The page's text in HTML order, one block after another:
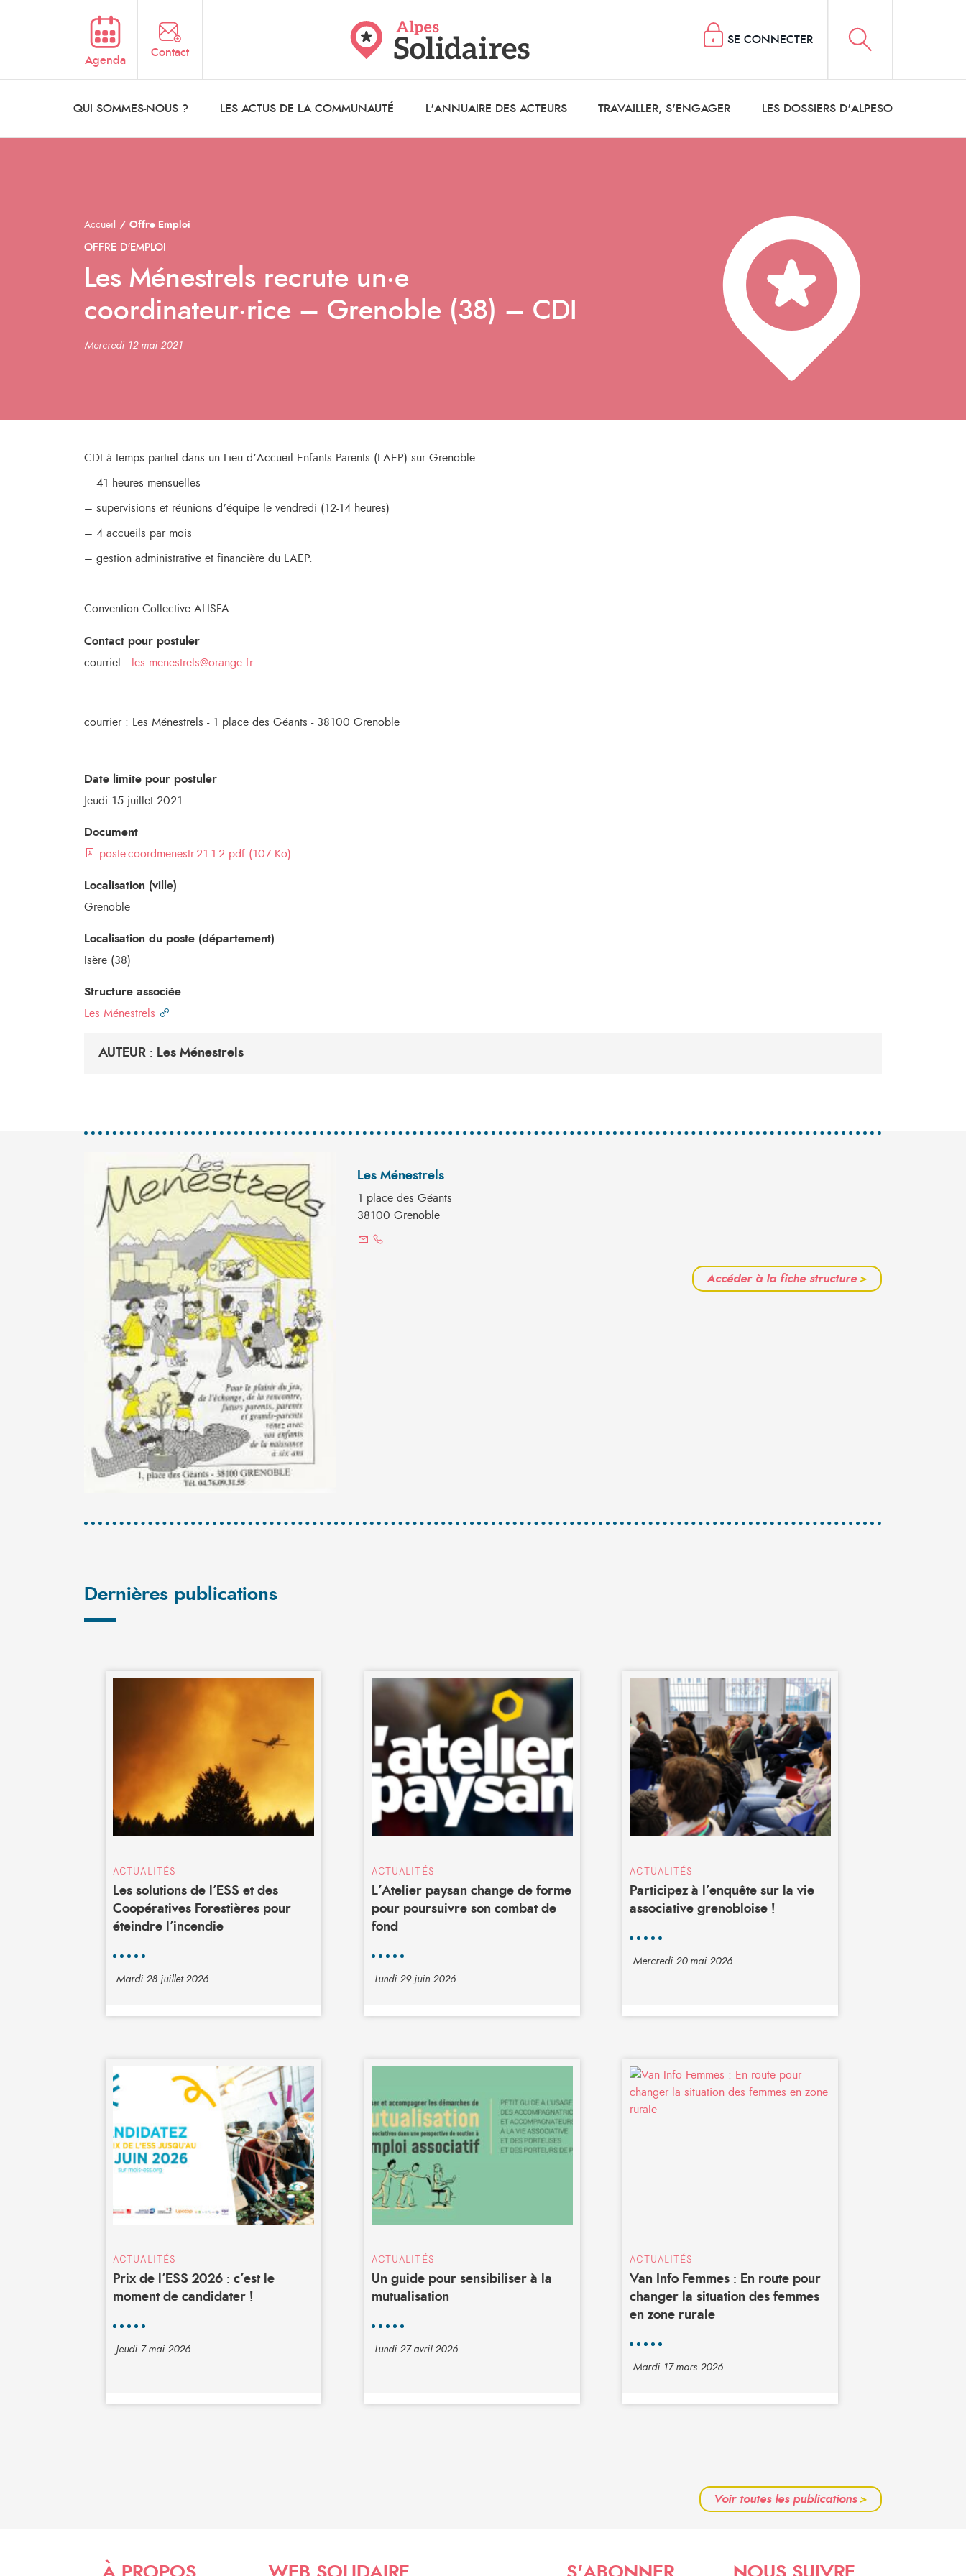
Agenda
Contact
QUI SOMMES-NOUS ? LES ACTUS DE LA COMMUNAUTÉ L'ANNUAIRE DES ACTEURS TRAVAILLER, S'ENGAGER LES DOSSIERS D'ALPESO
SE CONNECTER
Accueil Offre Emploi
OFFRE D'EMPLOI
Les Ménestrels recrute un·e
coordinateur·rice – Grenoble (38) – CDI
Mercredi 12 mai 2021
CDI à temps partiel dans un Lieu d’Accueil Enfants Parents (LAEP) sur Grenoble :
– 41 heures mensuelles
– supervisions et réunions d’équipe le vendredi (12-14 heures)
– 4 accueils par mois
– gestion administrative et financière du LAEP.
Convention Collective ALISFA
Contact pour postuler
courriel :
les.menestrels@orange.fr
courrier : Les Ménestrels - 1 place des Géants - 38100 Grenoble
Date limite pour postuler
Jeudi 15 juillet 2021
Document
poste-coordmenestr-21-1-2.pdf (107 Ko)
Localisation (ville)
Grenoble
Localisation du poste (département)
Isère (38)
Structure associée
Les Ménestrels
AUTEUR : Les Ménestrels
Les Ménestrels
1 place des Géants
38100 Grenoble
Accéder à la fiche structure>
Dernières publications
ACTUALITÉS
Les solutions de l’ESS et des
Coopératives Forestières pour
éteindre l’incendie
Mardi 28 juillet 2026
ACTUALITÉS
L’Atelier paysan change de forme
pour poursuivre son combat de
fond
Lundi 29 juin 2026
ACTUALITÉS
Participez à l’enquête sur la vie
associative grenobloise !
Mercredi 20 mai 2026
ACTUALITÉS
Prix de l’ESS 2026 : c’est le
moment de candidater !
Jeudi 7 mai 2026
ACTUALITÉS
Un guide pour sensibiliser à la
mutualisation
Lundi 27 avril 2026
ACTUALITÉS
Van Info Femmes : En route pour
changer la situation des femmes
en zone rurale
Mardi 17 mars 2026
Voir toutes les publications>